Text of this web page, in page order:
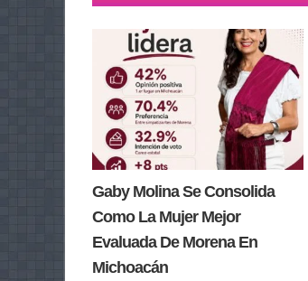
Gaby Molina Se Consolida
Como La Mujer Mejor
Evaluada De Morena En
Michoacán